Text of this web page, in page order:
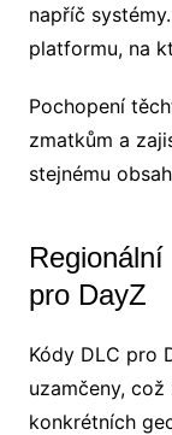
napříč
platformu, na
Pochopení
zmatkům a
stejnému
pro DayZ
Kódy DLC pro
uzamčeny,
konkrétních